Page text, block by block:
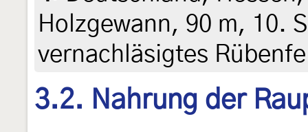
Holzgewann, 90 m, 10.
vernachläsigtes
3.2. Nahrung der